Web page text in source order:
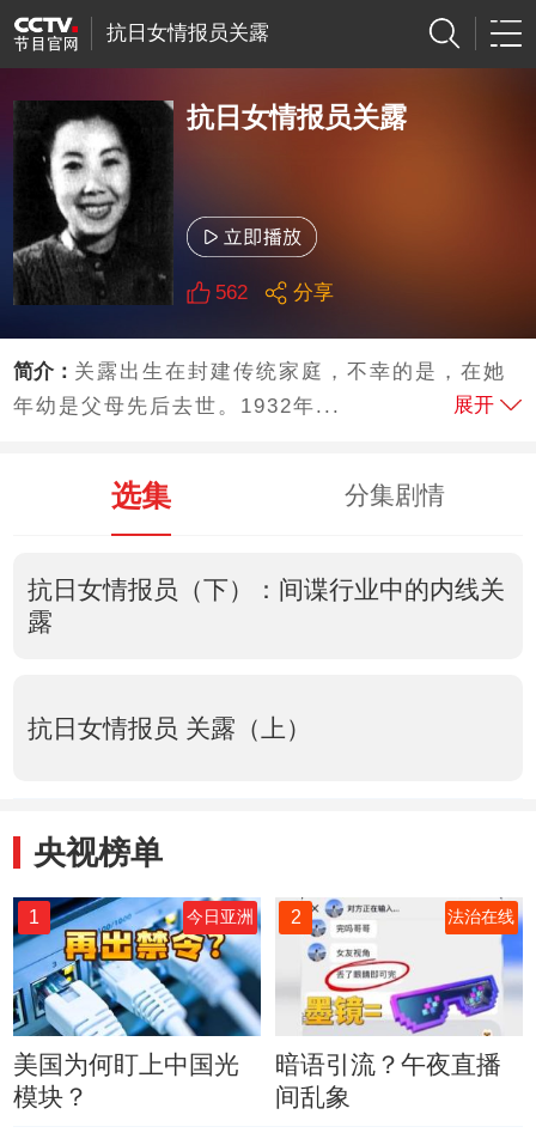
抗日女情报员关露
抗日女情报员关露
562 分享
简介： 关露出生在封建传统家庭，不幸的是，在她
年幼是父母先后去世。1932年...
展开
选集 分集剧情
抗日女情报员（下）：间谍行业中的内线关
露
抗日女情报员 关露（上）
央视榜单
1 今日亚洲
美国为何盯上中国光
模块？
2 法治在线
暗语引流？午夜直播
间乱象